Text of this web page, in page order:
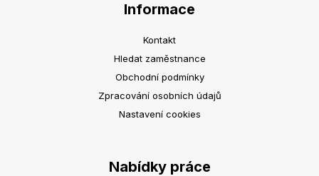
Informace
Kontakt
Hledat zaměstnance
Obchodní podmínky
Zpracování osobních údajů
Nastavení cookies
Nabídky práce